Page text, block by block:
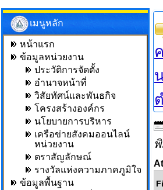
เมนูหลัก
หน้าแรก
ข้อมูลหน่วยงาน
ประวัติการจัดตั้ง
อำนาจหน้าที่
วิสัยทัศน์และพันธกิจ
โครงสร้างองค์กร
นโยบายการบริหาร
เครือข่ายสังคมออนไลน์
หน่วยงาน
ตราสัญลักษณ์
รางวัลแห่งความภาคภูมิใจ
ข้อมูลพื้นฐาน